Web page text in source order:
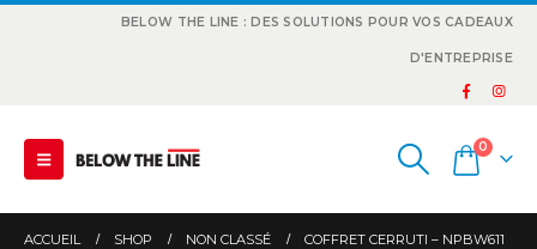
BELOW THE LINE : DES SOLUTIONS POUR VOS CADEAUX
D'ENTREPRISE
0
ACCUEIL SHOP NON CLASSÉ COFFRET CERRUTI – NPBW611